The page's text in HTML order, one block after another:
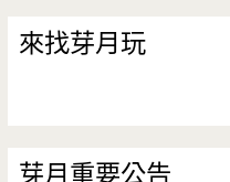
來找芽月玩
芽月重要公告